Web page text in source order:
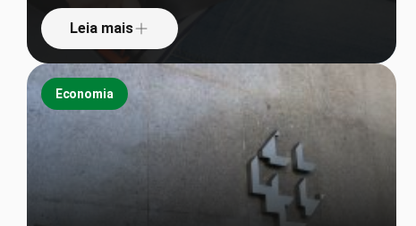
Leia mais
Economia